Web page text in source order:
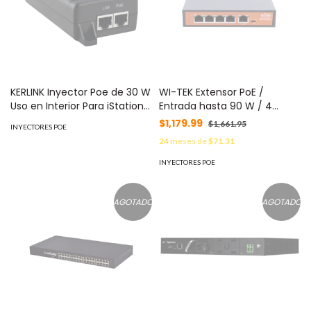
KERLINK Inyector Poe de 30 W
Uso en Interior Para iStation
INYECTORES POE
WI-TEK Extensor PoE /
Entrada hasta 90 W / 4
puertos Gigabit PoE salida
802.3 af/at / Extensor PoE
hasta 250 m / No
administrable MOD: WIPE51G
$1,179.99 $1,661.95
24meses de$71.31
INYECTORES POE
AGOTADO AGOTADO